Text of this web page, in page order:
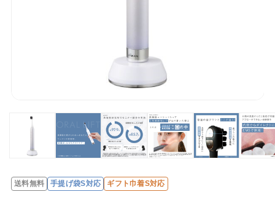
送料無料 手提げ袋S対応 ギフト巾着S対応